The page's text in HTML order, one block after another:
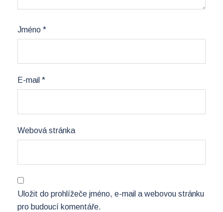
Jméno *
E-mail *
Webová stránka
Uložit do prohlížeče jméno, e-mail a webovou stránku
pro budoucí komentáře.